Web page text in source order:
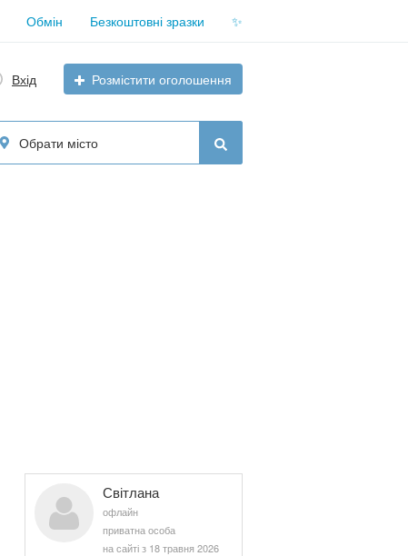
Обмін Безкоштовні зразки ✨
Вхід Розмістити оголошення
Обрати місто
Світлана
офлайн
приватна особа
на сайті з 18 травня 2026